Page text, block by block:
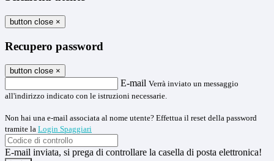
button close ×
Recupero password
button close ×
E-mail Verrà inviato un messaggio
all'indirizzo indicato con le istruzioni necessarie.
Non hai una e-mail associata al nome utente? Effettua il reset della password
tramite la Login Spaggiari
E-mail inviata, si prega di controllare la casella di posta elettronica!